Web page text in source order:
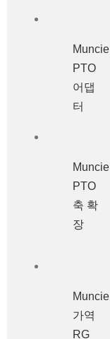
Muncie
PTO
어댑
터
Muncie
PTO
축 확
장
Muncie
가역
RG